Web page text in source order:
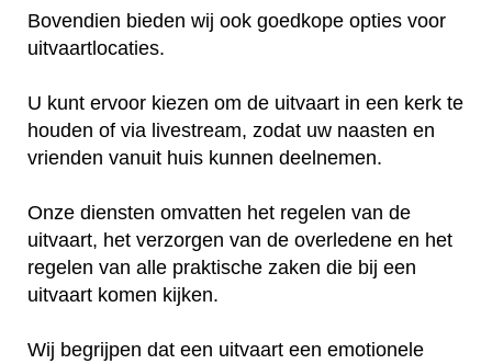
Bovendien bieden wij ook goedkope opties voor
uitvaartlocaties.
U kunt ervoor kiezen om de uitvaart in een kerk te
houden of via livestream, zodat uw naasten en
vrienden vanuit huis kunnen deelnemen.
Onze diensten omvatten het regelen van de
uitvaart, het verzorgen van de overledene en het
regelen van alle praktische zaken die bij een
uitvaart komen kijken.
Wij begrijpen dat een uitvaart een emotionele